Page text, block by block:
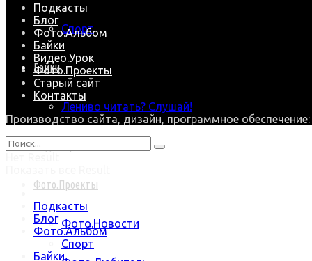
Спорт
Байки
Лениво читать? Слушай!
Видео.Урок
Фото.Проекты
Фото.Новости
Подкасты
Блог
Фото.Альбом
Байки
Видео.Урок
Фото.Проекты
Старый сайт
Контакты
Производство сайта, дизайн, программное обеспечение:
Подкасты
Блог
Фото.Альбом
Спорт
Байки